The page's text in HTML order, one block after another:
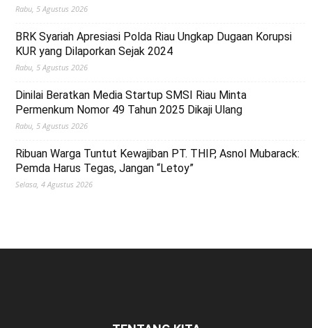
Rabu, 5 Agustus 2026
BRK Syariah Apresiasi Polda Riau Ungkap Dugaan Korupsi
KUR yang Dilaporkan Sejak 2024
Rabu, 5 Agustus 2026
Dinilai Beratkan Media Startup SMSI Riau Minta
Permenkum Nomor 49 Tahun 2025 Dikaji Ulang
Rabu, 5 Agustus 2026
Ribuan Warga Tuntut Kewajiban PT. THIP, Asnol Mubarack:
Pemda Harus Tegas, Jangan “Letoy”
Selasa, 4 Agustus 2026